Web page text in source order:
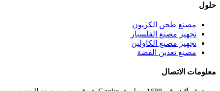
حلول
مصنع طحن الكربون
تجهيز مصنع الفلسبار
تجهيز مصنع الكاولين
مصنع تعدين الفضة
معلومات الاتصال